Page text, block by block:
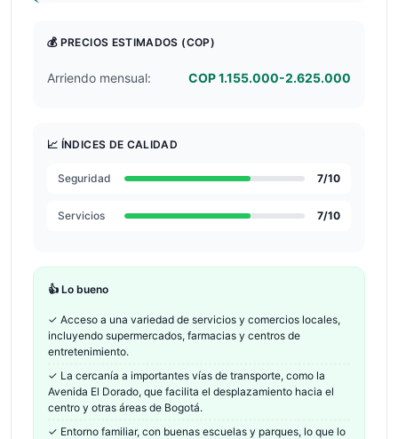
💰 PRECIOS ESTIMADOS (COP)
Arriendo mensual: COP 1.155.000-2.625.000
📈 ÍNDICES DE CALIDAD
Seguridad 7/10
Servicios 7/10
👍 Lo bueno
✓ Acceso a una variedad de servicios y comercios locales,
incluyendo supermercados, farmacias y centros de
entretenimiento.
✓ La cercanía a importantes vías de transporte, como la
Avenida El Dorado, que facilita el desplazamiento hacia el
centro y otras áreas de Bogotá.
✓ Entorno familiar, con buenas escuelas y parques, lo que lo